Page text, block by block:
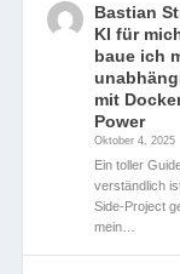
Bastian
KI für
baue ich
mit
Power
Oktober 4, 2025
Ein toller
verständlich
Side-Project
mein…